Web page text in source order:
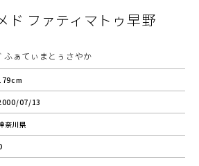
ド ファティマトゥ早野
ふぁてぃまとぅさやか
07/13
奈川県